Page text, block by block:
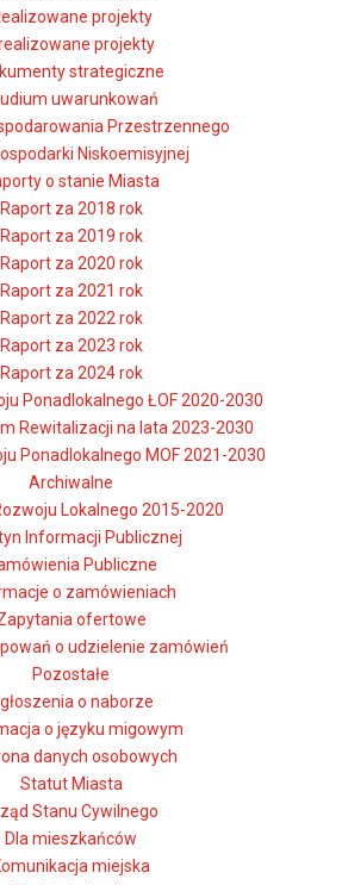
projekty
projekty
strategiczne
uwarunkowań
Przestrzennego
Niskoemisyjnej
o stanie Miasta
Raport za 2018 rok
Raport za 2019 rok
Raport za 2020 rok
Raport za 2021 rok
Raport za 2022 rok
Raport za 2023 rok
Raport za 2024 rok
Ponadlokalnego ŁOF 2020-2030
Rewitalizacji na lata 2023-2030
Ponadlokalnego MOF 2021-2030
Archiwalne
Lokalnego 2015-2020
Informacji Publicznej
Publiczne
o zamówieniach
ofertowe
o udzielenie zamówień
Pozostałe
o naborze
o języku migowym
danych osobowych
Statut Miasta
Stanu Cywilnego
Dla mieszkańców
miejska